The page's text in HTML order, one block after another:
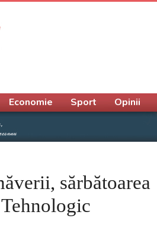
sărbătoarea
Economie Sport Opinii